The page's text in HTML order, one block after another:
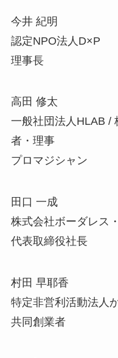
今井 紀明
認定NPO法人D×P
理事長
高田 修太
一般社団法人HLAB /
者・理事
プロマジシャン
田口 一成
株式会社ボーダレス
代表取締役社長
村田 早耶香
特定非営利活動法人
共同創業者